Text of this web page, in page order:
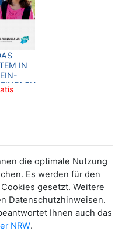
IN
die optimale Nutzung
Es werden für den
gesetzt. Weitere
Datenschutzhinweisen.
Ihnen auch das
NRW.